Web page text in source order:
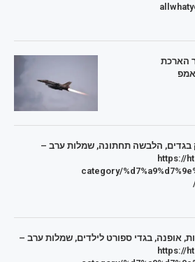
הארכת
בגדים, הלבשה תחתונה, שמלות ערב –
https://
category/
אופנה, בגדי ספורט לילדים, שמלות ערב –
https://